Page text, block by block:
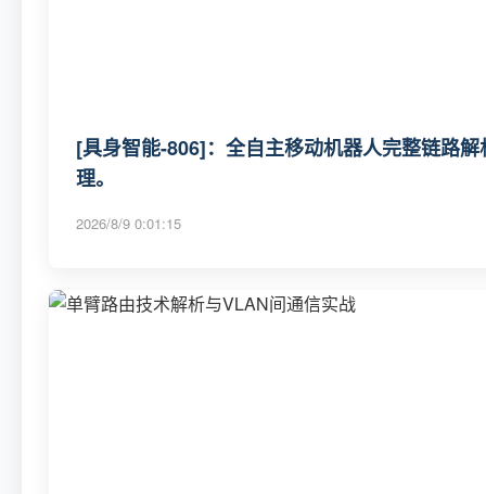
[具身智能-806]：全自主移动机器人完整链路
理。
2026/8/9 0:01:15